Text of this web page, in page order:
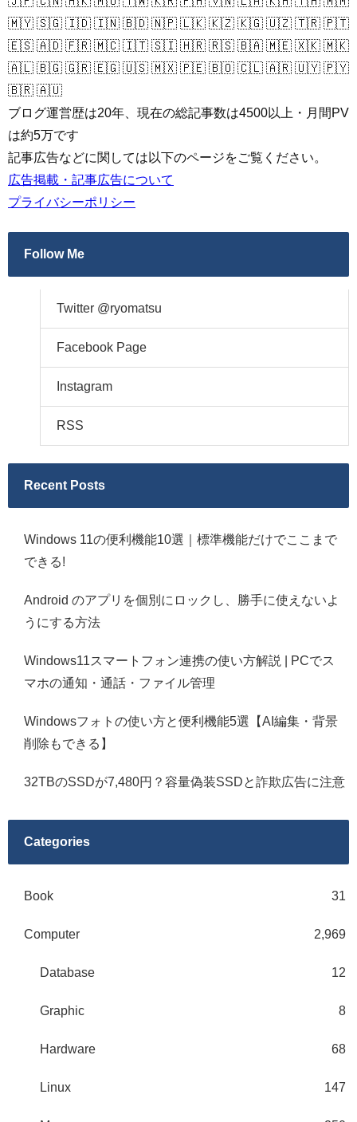
🇲🇾 🇸🇬 🇮🇩 🇮🇳 🇧🇩 🇳🇵 🇱🇰 🇰🇿 🇰🇬 🇺🇿 🇹🇷 🇵🇹
🇪🇸 🇦🇩 🇫🇷 🇲🇨 🇮🇹 🇸🇮 🇭🇷 🇷🇸 🇧🇦 🇲🇪 🇽🇰 🇲🇰
🇦🇱 🇧🇬 🇬🇷 🇪🇬 🇺🇸 🇲🇽 🇵🇪 🇧🇴 🇨🇱 🇦🇷 🇺🇾 🇵🇾
🇧🇷 🇦🇺
ブログ運営歴は20年、現在の総記事数は4500以上・月間PV
は約5万です
記事広告などに関しては以下のページをご覧ください。
広告掲載・記事広告について
プライバシーポリシー
Follow Me
Twitter @ryomatsu
Facebook Page
Instagram
RSS
Recent Posts
Windows 11の便利機能10選｜標準機能だけでここまで
できる!
Android のアプリを個別にロックし、勝手に使えないよ
うにする方法
Windows11スマートフォン連携の使い方解説 | PCでス
マホの通知・通話・ファイル管理
Windowsフォトの使い方と便利機能5選【AI編集・背景
削除もできる】
32TBのSSDが7,480円？容量偽装SSDと詐欺広告に注意
Categories
Book 31
Computer 2,969
Database 12
Graphic 8
Hardware 68
Linux 147